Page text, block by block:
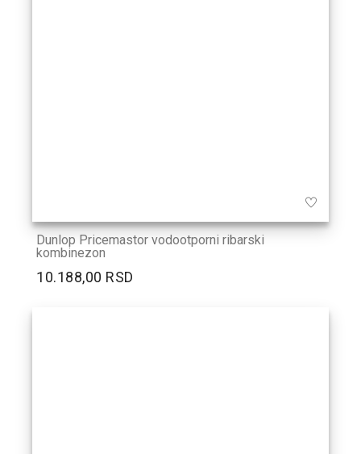
Dunlop Pricemastor vodootporni ribarski
kombinezon
10.188,00 RSD